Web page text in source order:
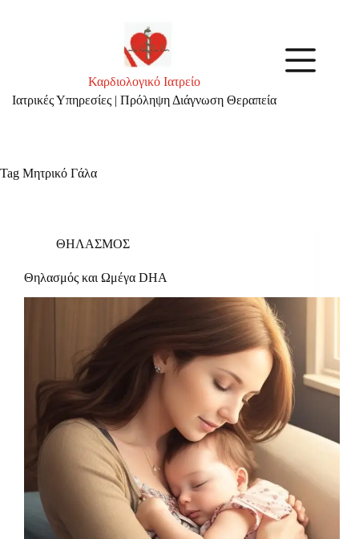
Καρδιολογικό Ιατρείο
Ιατρικές Υπηρεσίες | Πρόληψη Διάγνωση Θεραπεία
Tag Μητρικό Γάλα
ΘΗΛΑΣΜΟΣ
Θηλασμός και Ωμέγα DHA